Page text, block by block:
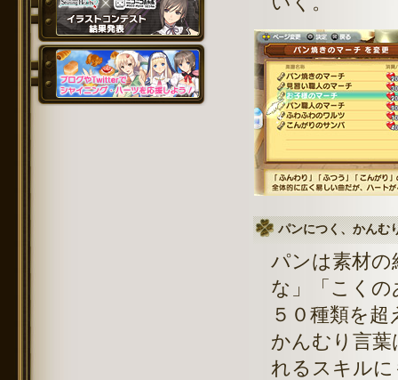
パンにつく、かんむ
パンは素材
な」「こく
５０種類を
かんむり言
れるスキル